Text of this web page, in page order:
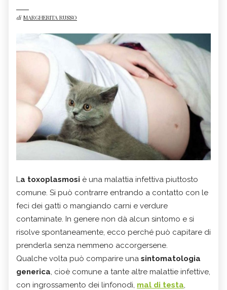
di MARGHERITA RUSSO
La toxoplasmosi è una malattia infettiva piuttosto
comune. Si può contrarre entrando a contatto con le
feci dei gatti o mangiando carni e verdure
contaminate. In genere non dà alcun sintomo e si
risolve spontaneamente, ecco perché può capitare di
prenderla senza nemmeno accorgersene.
Qualche volta può comparire una sintomatologia
generica, cioè comune a tante altre malattie infettive,
con ingrossamento dei linfonodi, mal di testa,